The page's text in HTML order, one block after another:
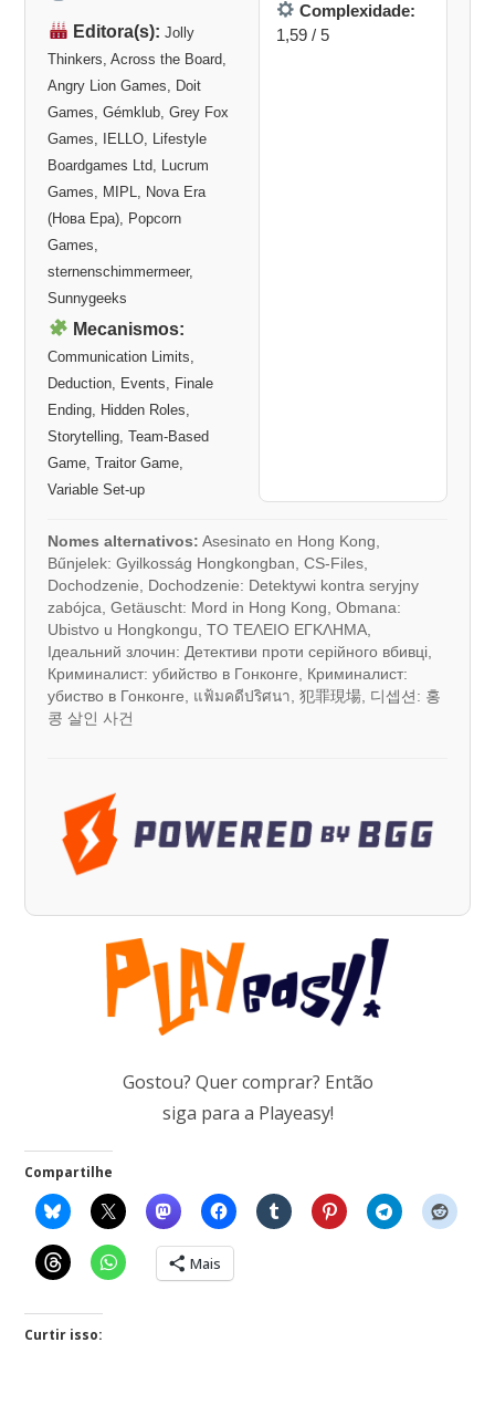
Editora(s): Jolly
Thinkers, Across the Board,
Angry Lion Games, Doit
Games, Gémklub, Grey Fox
Games, IELLO, Lifestyle
Boardgames Ltd, Lucrum
Games, MIPL, Nova Era
(Нова Ера), Popcorn
Games,
sternenschimmermeer,
Sunnygeeks
Mecanismos:
Communication Limits,
Deduction, Events, Finale
Ending, Hidden Roles,
Storytelling, Team-Based
Game, Traitor Game,
Variable Set-up
Complexidade:
1,59 / 5
Nomes alternativos: Asesinato en Hong Kong,
Bűnjelek: Gyilkosság Hongkongban, CS-Files,
Dochodzenie, Dochodzenie: Detektywi kontra seryjny
zabójca, Getäuscht: Mord in Hong Kong, Obmana:
Ubistvo u Hongkongu, ΤΟ ΤΕΛΕΙΟ ΕΓΚΛΗΜΑ,
Ідеальний злочин: Детективи проти серійного вбивці,
Криминалист: убийство в Гонконге, Криминалист:
убиство в Гонконге, แฟ้มคดีปริศนา, 犯罪現場, 디셉션: 홍
콩 살인 사건
Gostou? Quer comprar? Então
siga para a Playeasy!
Compartilhe
Mais
Curtir isso: